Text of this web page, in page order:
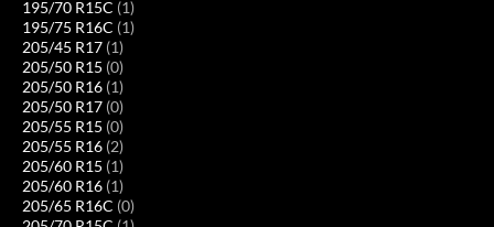
195/70 R15C (1)
195/75 R16C (1)
205/45 R17 (1)
205/50 R15 (0)
205/50 R16 (1)
205/50 R17 (0)
205/55 R15 (0)
205/55 R16 (2)
205/60 R15 (1)
205/60 R16 (1)
205/65 R16C (0)